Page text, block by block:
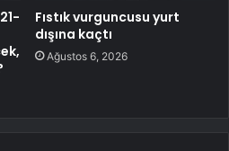
Fıstık vurguncusu yurt
dışına kaçtı
Ağustos 6, 2026